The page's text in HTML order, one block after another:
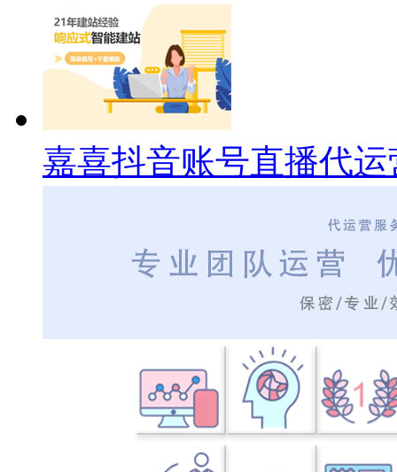
嘉喜抖音账号直播代运